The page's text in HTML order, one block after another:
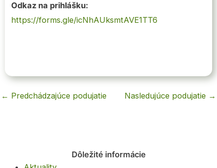
Odkaz na prihlášku:
https://forms.gle/icNhAUksmtAVE1TT6
← Predchádzajúce podujatie Nasledujúce podujatie →
Dôležité informácie